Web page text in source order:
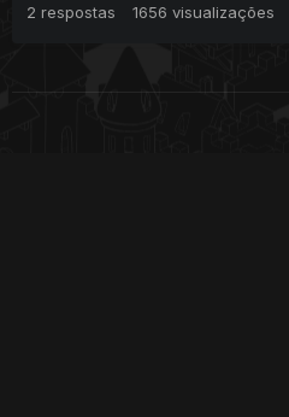
2 respostas 1656 visualizações